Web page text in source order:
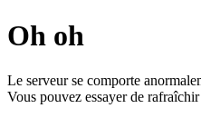
Oh oh
Le serveur se comporte
Vous pouvez essayer de